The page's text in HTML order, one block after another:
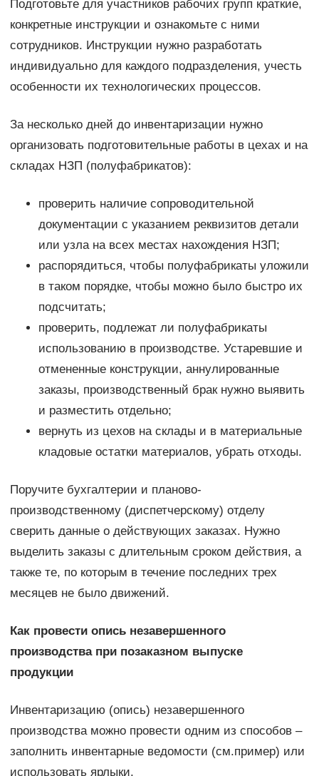
Подготовьте для участников рабочих групп краткие,
конкретные инструкции и ознакомьте с ними
сотрудников. Инструкции нужно разработать
индивидуально для каждого подразделения, учесть
особенности их технологических процессов.
За несколько дней до инвентаризации нужно
организовать подготовительные работы в цехах и на
складах НЗП (полуфабрикатов):
проверить наличие сопроводительной
документации с указанием реквизитов детали
или узла на всех местах нахождения НЗП;
распорядиться, чтобы полуфабрикаты уложили
в таком порядке, чтобы можно было быстро их
подсчитать;
проверить, подлежат ли полуфабрикаты
использованию в производстве. Устаревшие и
отмененные конструкции, аннулированные
заказы, производственный брак нужно выявить
и разместить отдельно;
вернуть из цехов на склады и в материальные
кладовые остатки материалов, убрать отходы.
Поручите бухгалтерии и планово-
производственному (диспетчерскому) отделу
сверить данные о действующих заказах. Нужно
выделить заказы с длительным сроком действия, а
также те, по которым в течение последних трех
месяцев не было движений.
Как провести опись незавершенного
производства при позаказном выпуске
продукции
Инвентаризацию (опись) незавершенного
производства можно провести одним из способов –
заполнить инвентарные ведомости (см.пример) или
использовать ярлыки.